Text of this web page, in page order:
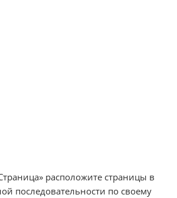
расположите страницы в
последовательности по своему